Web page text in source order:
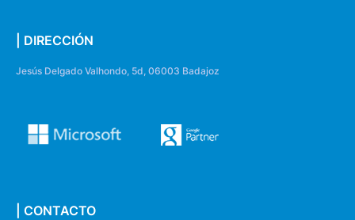
| DIRECCIÓN
Jesús Delgado Valhondo, 5d, 06003 Badajoz
| CONTACTO